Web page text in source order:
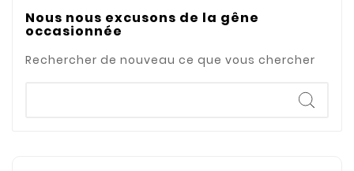
Nous nous excusons de la gêne
occasionnée
Rechercher de nouveau ce que vous chercher